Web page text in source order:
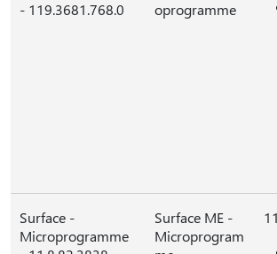
- 119.3681.768.0
oprogramme
Surface -
Microprogramme
Surface ME -
Microprogram